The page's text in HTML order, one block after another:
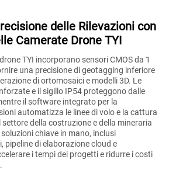
delle Rilevazioni con
Camerate Drone TYI
TYI incorporano sensori CMOS da 1
una precisione di geotagging inferiore
di ortomosaici e modelli 3D. Le
e il sigillo IP54 proteggono dalle
il software integrato per la
automatizza le linee di volo e la cattura
della costruzione e della mineraria
chiave in mano, inclusi
pipeline di elaborazione cloud e
i tempi dei progetti e ridurre i costi